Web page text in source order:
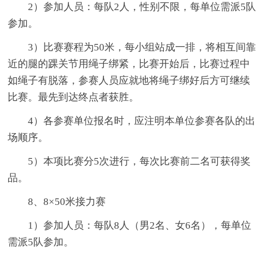
2）参加人员：每队2人，性别不限，每单位需派5队
参加。
3）比赛赛程为50米，每小组站成一排，将相互间靠
近的腿的踝关节用绳子绑紧，比赛开始后，比赛过程中
如绳子有脱落，参赛人员应就地将绳子绑好后方可继续
比赛。最先到达终点者获胜。
4）各参赛单位报名时，应注明本单位参赛各队的出
场顺序。
5）本项比赛分5次进行，每次比赛前二名可获得奖
品。
8、8×50米接力赛
1）参加人员：每队8人（男2名、女6名），每单位
需派5队参加。